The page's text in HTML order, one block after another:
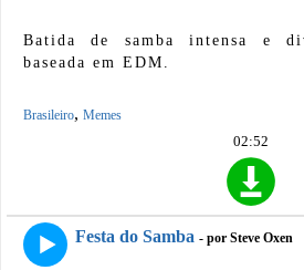
Batida de samba intensa e
baseada em EDM.
Brasileiro, Memes
02:52
Festa do Samba - por Steve Oxen